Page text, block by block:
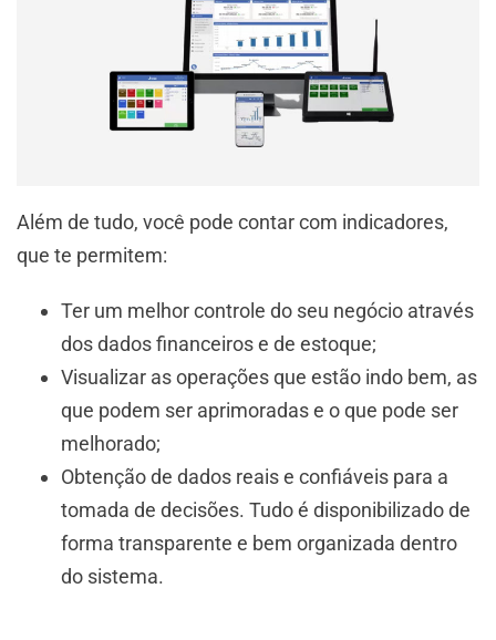
Além de tudo, você pode contar com indicadores,
que te permitem:
Ter um melhor controle do seu negócio através
dos dados financeiros e de estoque;
Visualizar as operações que estão indo bem, as
que podem ser aprimoradas e o que pode ser
melhorado;
Obtenção de dados reais e confiáveis para a
tomada de decisões. Tudo é disponibilizado de
forma transparente e bem organizada dentro
do sistema.